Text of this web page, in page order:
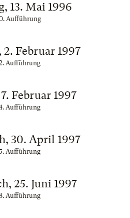
13. Mai 1996
Aufführung
Februar 1997
Aufführung
Februar 1997
Aufführung
30. April 1997
Aufführung
25. Juni 1997
Aufführung